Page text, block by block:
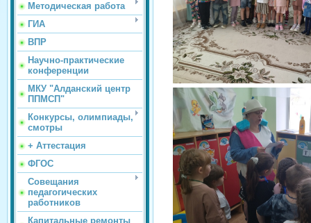
Методическая работа
ГИА
ВПР
Научно-практические
конференции
МКУ "Алданский центр
ППМСП"
Конкурсы, олимпиады,
смотры
+ Аттестация
ФГОС
Совещания
педагогических
работников
Капитальные ремонты